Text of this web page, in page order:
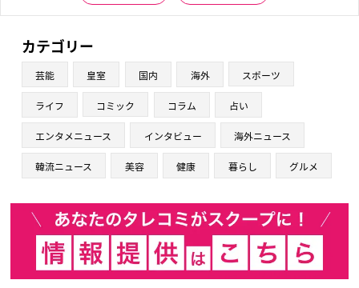
カテゴリー
芸能 皇室 国内 海外 スポーツ
ライフ コミック コラム 占い
エンタメニュース インタビュー 海外ニュース
韓流ニュース 美容 健康 暮らし グルメ